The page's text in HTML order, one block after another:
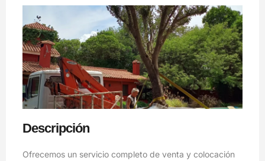
Descripción
Ofrecemos un servicio completo de venta y colocación